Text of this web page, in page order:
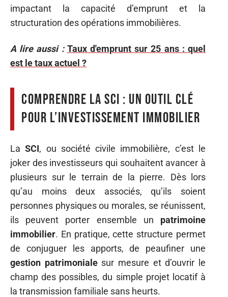
impactant la capacité d’emprunt et la
structuration des opérations immobilières.
A lire aussi : Taux d'emprunt sur 25 ans : quel
est le taux actuel ?
Comprendre la SCI : un outil clé
pour l’investissement immobilier
LaSCI, ou société civile immobilière, c’est le
joker des investisseurs qui souhaitent avancer à
plusieurs sur le terrain de la pierre. Dès lors
qu’au moins deux associés, qu’ils soient
personnes physiques ou morales, se réunissent,
ils peuvent porter ensemble un patrimoine
immobilier. En pratique, cette structure permet
de conjuguer les apports, de peaufiner une
gestion patrimonialesur mesure et d’ouvrir le
champ des possibles, du simple projet locatif à
la transmission familiale sans heurts.